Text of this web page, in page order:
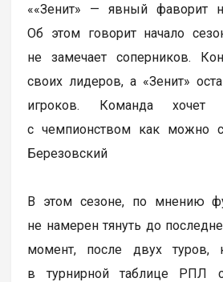
««Зенит» — явный фаворит
Об этом говорит начало
не замечает соперников.
своих лидеров, а «Зенит»
игроков. Команда хочет
с чемпионством как можно
Березовский
В этом сезоне, по мнению
не намерен тянуть до
момент, после двух туров,
в турнирной таблице РПЛ